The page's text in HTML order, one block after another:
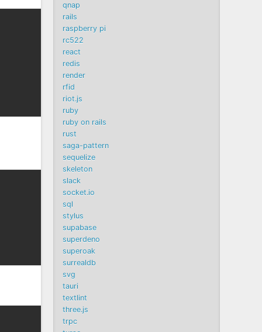
qnap
rails
raspberry pi
rc522
react
redis
render
rfid
riot.js
ruby
ruby on rails
rust
saga-pattern
sequelize
skeleton
slack
socket.io
sql
stylus
supabase
superdeno
superoak
surrealdb
svg
tauri
textlint
three.js
trpc